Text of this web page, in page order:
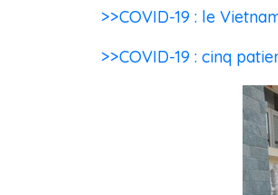
>>COVID-19 : le
>>COVID-19 : cinq